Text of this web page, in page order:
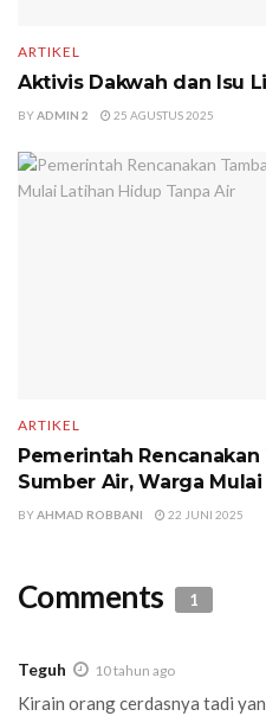
ARTIKEL
Aktivis Dakwah dan Isu
BYADMIN 2 25 AGUSTUS 2025
ARTIKEL
Pemerintah
Sumber Air, Warga
BYAHMAD ROBBANI 22 JUNI 2025
Comments 1
Teguh 10 tahun ago
Kirain orang cerdasnya tadi